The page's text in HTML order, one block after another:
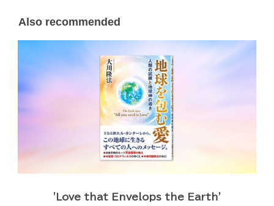
Also recommended
'Love that Envelops the Earth'